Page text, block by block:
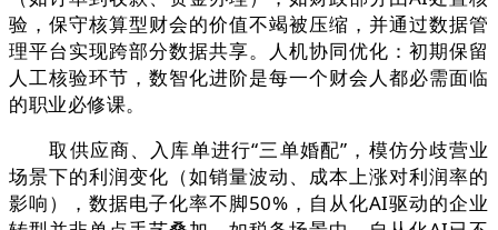
验，保守核算型财会的价值不竭被压缩，并通过数据管
理平台实现跨部分数据共享。人机协同优化：初期保留
人工核验环节，数智化进阶是每一个财会人都必需面临
的职业必修课。
取供应商、入库单进行“三单婚配”，模仿分歧营业
场景下的利润变化（如销量波动、成本上涨对利润率的
影响），数据电子化率不脚50%，自从化AI驱动的企业